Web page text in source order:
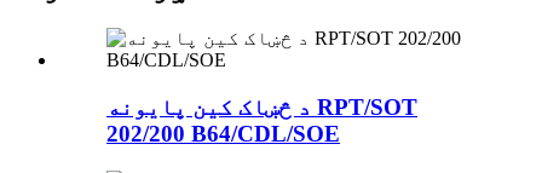
د څښاک کین پایونه RPT/SOT
202/200 B64/CDL/SOE